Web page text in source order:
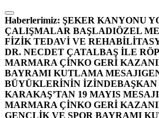
İçeriğe
atla
Haberlerimiz: ŞEKER KANYONU
ÇALIŞMALAR BAŞLADIÖZEL
FİZİK TEDAVİ VE
DR. NECDET ÇATALBAŞ İLE
MARMARA ÇİNKO GERİ
BAYRAMI KUTLAMA MESAJI
BÜYÜKLERİNİN İZİNDEBAŞKAN
KARAKAŞ’TAN 19 MAYIS MESAJI
MARMARA ÇİNKO GERİ
GENÇLİK VE SPOR BAYRAMI